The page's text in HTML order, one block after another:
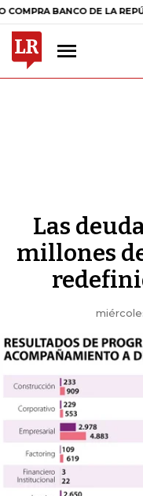
BANCO DE LA REPÚBLICA
Las
millones